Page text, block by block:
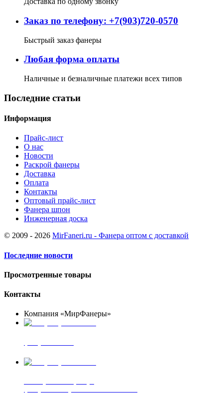
Заказ по телефону: +7(903)720-0570
Быстрый заказ фанеры
Любая форма оплаты
Наличные и безналичные платежи всех типов
Последние статьи
Информация
Прайс-лист
О нас
Новости
Раскрой фанеры
Доставка
Оплата
Контакты
Оптовый прайс-лист
Фанера шпон
Инженерная доска
© 2009 - 2026 MirFaneri.ru - Фанера оптом с доставкой
Последние новости
Просмотренные товары
Контакты
Компания «МирФанеры»